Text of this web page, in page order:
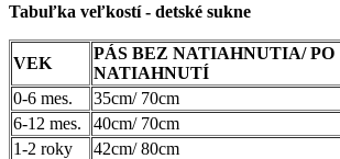
Tabuľka veľkostí - detské sukne
VEK
PÁS BEZ NATIAHNUTIA/ PO
NATIAHNUTÍ
0-6 mes.
35cm/ 70cm
6-12 mes.
40cm/ 70cm
1-2 roky
42cm/ 80cm